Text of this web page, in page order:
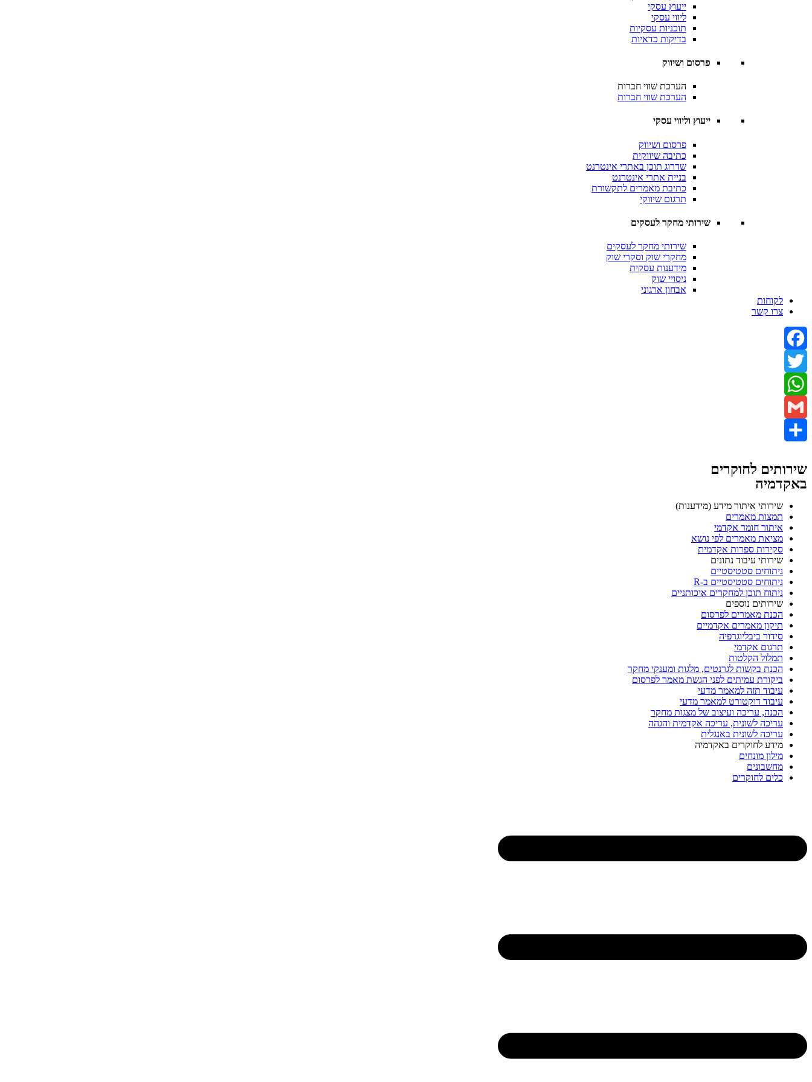
ייעוץ עסקי
ליווי עסקי
תוכניות עסקיות
בדיקות כדאיות
פרסום ושיווק
הערכת שווי חברות
הערכת שווי חברות
ייעוץ וליווי עסקי
פרסום ושיווק
כתיבה שיווקית
שדרוג תוכן באתרי אינטרנט
בניית אתרי אינטרנט
כתיבת מאמרים לתקשורת
תרגום שיווקי
שירותי מחקר לעסקים
שירותי מחקר לעסקים
מחקרי שוק וסקרי שוק
מידענות עסקית
ניסויי שוק
אבחון ארגוני
לקוחות
צרו קשר
Facebook
Twitter
WhatsApp
Gmail
שירותים לחוקרים
באקדמיה
שירותי איתור מידע (מידענות)
תמצות מאמרים
איתור חומר אקדמי
מציאת מאמרים לפי נושא
סקירות ספרות אקדמית
שירותי עיבוד נתונים
ניתוחים סטטיסטיים
ניתוחים סטטיסטיים ב-R
ניתוח תוכן למחקרים איכותניים
שירותים נוספים
הכנת מאמרים לפרסום
תיקון מאמרים אקדמיים
סידור ביבליוגרפיה
תרגום אקדמי
תמלול הקלטות
הכנת בקשות לגרנטים, מלגות ומענקי מחקר
ביקורת עמיתים לפני הגשת מאמר לפרסום
עיבוד תזה למאמר מדעי
עיבוד דוקטורט למאמר מדעי
הכנה, עריכה ועיצוב של מצגות מחקר
עריכה לשונית, עריכה אקדמית והגהה
עריכה לשונית באנגלית
מידע לחוקרים באקדמיה
מילון מונחים
מחשבונים
כלים לחוקרים